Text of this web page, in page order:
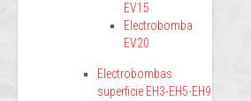
EV15
Electrobomba
EV20
Electrobombas
superficie EH3-EH5-EH9